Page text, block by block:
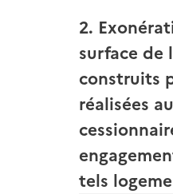
2.
surface de
construits
réalisées
tels